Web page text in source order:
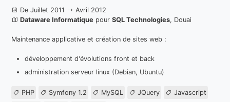
De Juillet 2011
Avril 2012
Dataware Informatique pourSQL Technologies, Douai
Maintenance applicative et création de sites web :
développement d'évolutions front et back
administration serveur linux (Debian, Ubuntu)
PHP Symfony 1.2 MySQL JQuery
Javascript